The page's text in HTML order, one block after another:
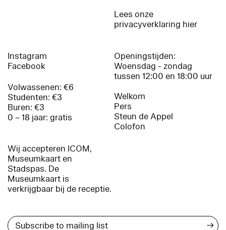
Lees onze
privacyverklaring hier
Instagram
Facebook
Volwassenen: €6
Studenten: €3
Buren: €3
0 – 18 jaar: gratis
Wij accepteren ICOM,
Museumkaart en
Stadspas. De
Museumkaart is
verkrijgbaar bij de receptie.
Openingstijden:
Woensdag - zondag
tussen 12:00 en 18:00 uur
Welkom
Pers
Steun de Appel
Colofon
→